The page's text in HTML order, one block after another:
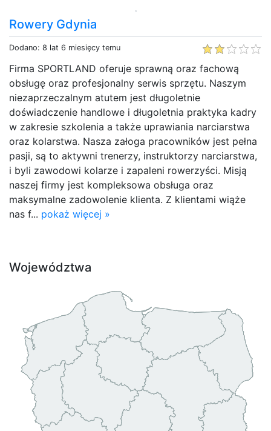
Rowery Gdynia
Dodano: 8 lat 6 miesięcy temu
Firma SPORTLAND oferuje sprawną oraz fachową
obsługę oraz profesjonalny serwis sprzętu. Naszym
niezaprzeczalnym atutem jest długoletnie
doświadczenie handlowe i długoletnia praktyka kadry
w zakresie szkolenia a także uprawiania narciarstwa
oraz kolarstwa. Nasza załoga pracowników jest pełna
pasji, są to aktywni trenerzy, instruktorzy narciarstwa,
i byli zawodowi kolarze i zapaleni rowerzyści. Misją
naszej firmy jest kompleksowa obsługa oraz
maksymalne zadowolenie klienta. Z klientami wiąże
nas f... pokaż więcej »
Województwa